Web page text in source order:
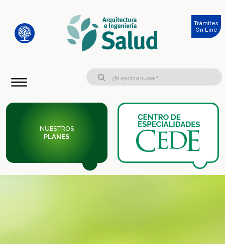
Trámites
On Line
NUESTROS
PLANES